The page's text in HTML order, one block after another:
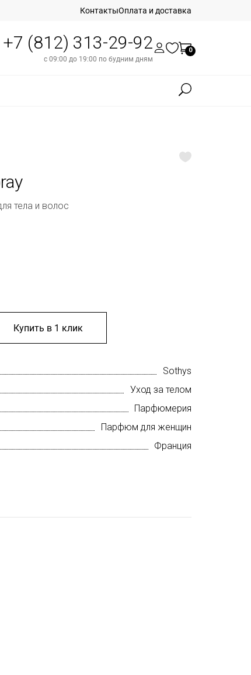
КонтактыОплата и доставка
+7 (812) 313-29-92
с 09:00 до 19:00 по будним дням
0
тела и волос
Купить в 1 клик
Sothys
Уход за телом
Парфюмерия
Парфюм для женщин
Франция